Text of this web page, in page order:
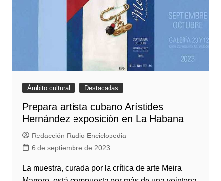
Ámbito cultural Destacadas
Prepara artista cubano Arístides
Hernández exposición en La Habana
Redacción Radio Enciclopedia
6 de septiembre de 2023
La muestra, curada por la crítica de arte Meira